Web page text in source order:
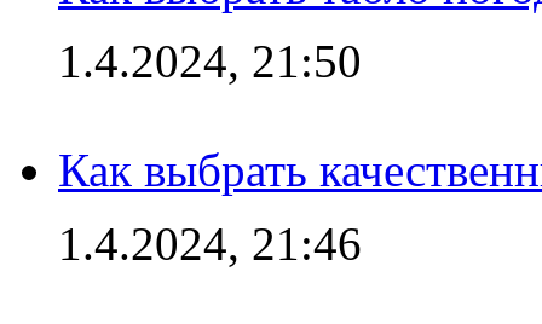
1.4.2024, 21:50
Как выбрать
1.4.2024, 21:46